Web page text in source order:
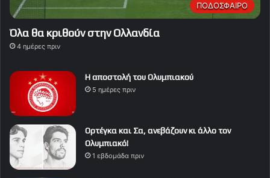
ΠΟΔΟΣΦΑΙΡΟ
Όλα θα κριθούν στην Ολλανδία
4 ημέρες πριν
Η αποστολή του Ολυμπιακού
5 ημέρες πριν
Ορτέγκα και Σα, ανεβάζουν κι άλλο τον
Ολυμπιακό!
1 εβδομάδα πριν